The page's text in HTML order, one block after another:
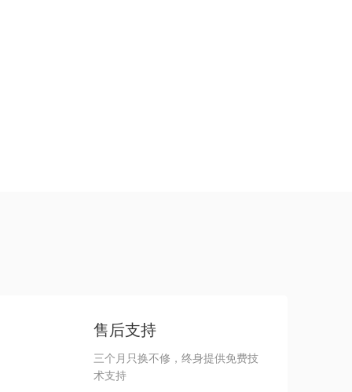
售后支持
三个月只换不修，终身提供免费技
术支持